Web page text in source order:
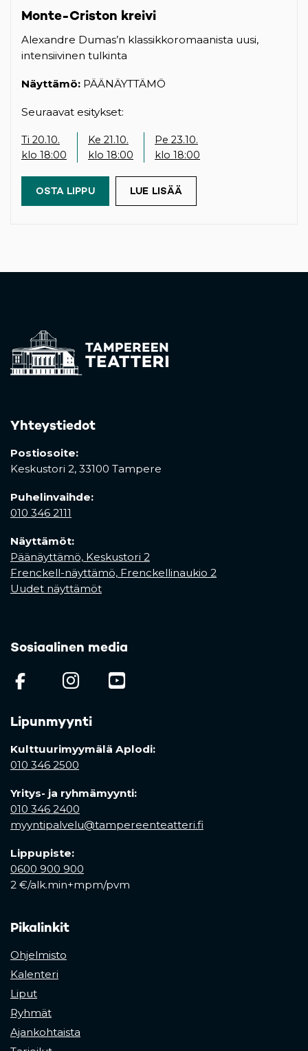
Monte-Criston kreivi
Alexandre Dumas’n klassikkoromaanista uusi,
intensiivinen tulkinta
Näyttämö: PÄÄNÄYTTÄMÖ
Seuraavat esitykset:
Ti 20.10.
klo 18:00
Ke 21.10.
klo 18:00
Pe 23.10.
klo 18:00
OSTA LIPPU(OPENS IN A NEW TAB)
LUE LISÄÄ
Yhteystiedot
Postiosoite:
Keskustori 2, 33100 Tampere
Puhelinvaihde:
010 346 2111
Näyttämöt:
Päänäyttämö, Keskustori 2
Frenckell-näyttämö, Frenckellinaukio 2
Uudet näyttämöt
Sosiaalinen media
(opens in a new tab)
(opens in a new tab)
Lipunmyynti
Kulttuurimyymälä Aplodi:
010 346 2500
Yritys- ja ryhmämyynti:
010 346 2400
myyntipalvelu@tampereenteatteri.fi
Lippupiste:
0600 900 900
2 €/alk.min+mpm/pvm
Pikalinkit
Ohjelmisto
Kalenteri
Liput
Ryhmät
Ajankohtaista